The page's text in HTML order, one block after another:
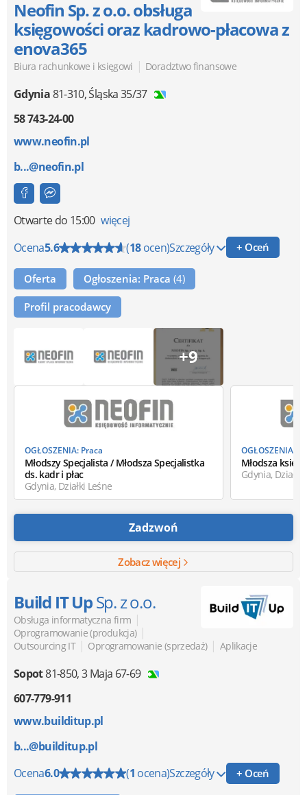
Neofin Sp. z o.o. obsługa
księgowości oraz kadrowo-płacowa z
enova365
Biura rachunkowe i księgowi | Doradztwo finansowe
Gdynia81-310,Śląska 35/37
58 743-24-00
www.neofin.pl
b...@neofin.pl
Otwartedo 15:00 więcej
Ocena5.6 (18ocen)Szczegóły + Oceń
Oferta Ogłoszenia: Praca (4)
Profil pracodawcy
+9
OGŁOSZENIA: Praca
Młodszy Specjalista / Młodsza Specjalistka
ds. kadr i płac
Gdynia, Działki Leśne
OGŁOSZENIA:
Młodsza
Gdynia, Działki
Zadzwoń
Zobacz więcej
Build IT UpSp. z o.o.
Obsługa informatyczna firm |
Oprogramowanie (produkcja) |
Outsourcing IT | Oprogramowanie (sprzedaż) | Aplikacje
Sopot81-850,3 Maja 67-69
607-779-911
www.builditup.pl
b...@builditup.pl
Ocena6.0 (1 ocena)Szczegóły + Oceń